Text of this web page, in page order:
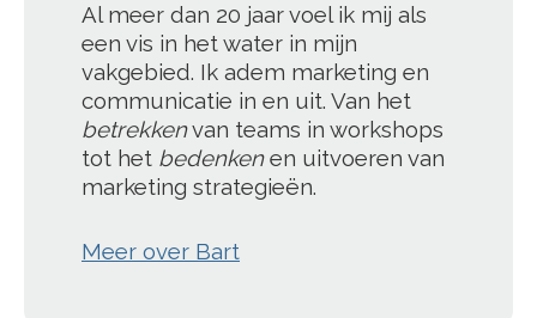
Al meer dan 20 jaar voel ik mij als
een vis in het water in mijn
vakgebied. Ik adem marketing en
communicatie in en uit. Van het
betrekkenvan teams in workshops
tot het bedenkenen uitvoeren van
marketing strategieën.
Meer over Bart